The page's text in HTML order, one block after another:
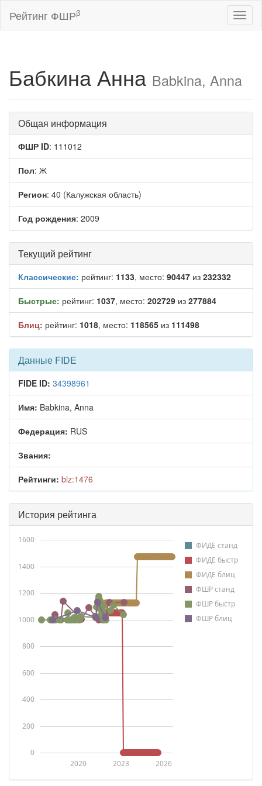
Рейтинг ФШРβ
Бабкина Анна Babkina, Anna
Общая информация
ФШР ID: 111012
Пол: Ж
Регион: 40 (Калужская область)
Год рождения: 2009
Текущий рейтинг
Классические: рейтинг: 1133, место: 90447 из 232332
Быстрые: рейтинг: 1037, место: 202729 из 277884
Блиц: рейтинг: 1018, место: 118565 из 111498
Данные FIDE
FIDE ID: 34398961
Имя: Babkina, Anna
Федерация: RUS
Звания:
Рейтинги: blz:1476
История рейтинга
ФИДЕ станд
ФИДЕ быстр
ФИДЕ блиц
ФШР станд
ФШР быстр
ФШР блиц
2020 2023 2026
0
200
400
600
800
1000
1200
1400
1600